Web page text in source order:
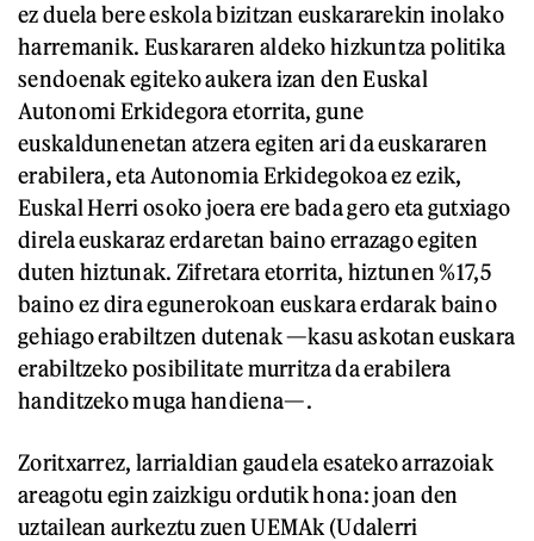
ez duela bere eskola bizitzan euskararekin inolako
harremanik. Euskararen aldeko hizkuntza politika
sendoenak egiteko aukera izan den Euskal
Autonomi Erkidegora etorrita, gune
euskaldunenetan atzera egiten ari da euskararen
erabilera, eta Autonomia Erkidegokoa ez ezik,
Euskal Herri osoko joera ere bada gero eta gutxiago
direla euskaraz erdaretan baino errazago egiten
duten hiztunak. Zifretara etorrita, hiztunen %17,5
baino ez dira egunerokoan euskara erdarak baino
gehiago erabiltzen dutenak —kasu askotan euskara
erabiltzeko posibilitate murritza da erabilera
handitzeko muga handiena—.
Zoritxarrez, larrialdian gaudela esateko arrazoiak
areagotu egin zaizkigu ordutik hona: joan den
uztailean aurkeztu zuen UEMAk (Udalerri